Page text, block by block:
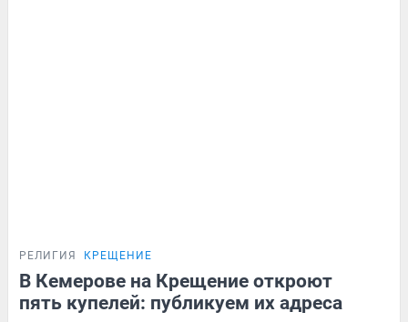
РЕЛИГИЯ КРЕЩЕНИЕ
В Кемерове на Крещение откроют
пять купелей: публикуем их адреса